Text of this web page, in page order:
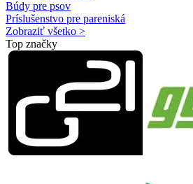
Búdy pre psov
Príslušenstvo pre pareniská
Zobraziť všetko >
Top značky